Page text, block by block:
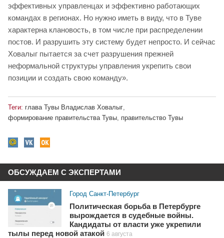
эффективных управленцах и эффективно работающих
командах в регионах. Но нужно иметь в виду, что в Туве
характерна клановость, в том числе при распределении
постов. И разрушить эту систему будет непросто. И сейчас
Ховалыг пытается за счет разрушения прежней
неформальной структуры управления укрепить свои
позиции и создать свою команду».
Теги: глава Тувы Владислав Ховалыг,
формирование правительства Тувы, правительство Тувы
ОБСУЖДАЕМ С ЭКСПЕРТАМИ
Город Санкт-Петербург
Политическая борьба в Петербурге
вырождается в судебные войны.
Кандидаты от власти уже укрепили
тылы перед новой атакой 6 августа